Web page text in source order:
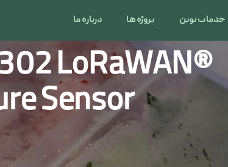
خدمات نوین پروژه ها درباره ما
LoRaWAN®
Sensor